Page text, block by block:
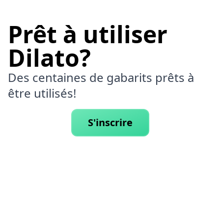
Prêt à utiliser
Dilato?
Des centaines de gabarits prêts à
être utilisés!
S'inscrire